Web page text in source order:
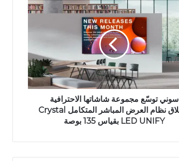
سوني توسّع مجموعة شاشاتها الاحترافية
بإطلاق نظام العرض المباشر المتكامل Crystal
LED UNIFY بقياس 135 بوصة